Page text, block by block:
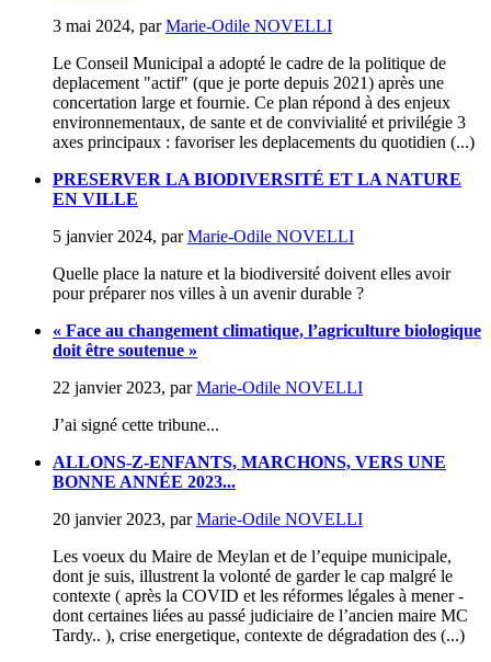
3 mai 2024, parMarie-Odile NOVELLI
Le Conseil Municipal a adopté le cadre de la politique de
deplacement "actif" (que je porte depuis 2021) après une
concertation large et fournie. Ce plan répond à des enjeux
environnementaux, de sante et de convivialité et privilégie 3
axes principaux : favoriser les deplacements du quotidien (...)
PRESERVER LA BIODIVERSITÉ ET LA NATURE
EN VILLE
5 janvier 2024, parMarie-Odile NOVELLI
Quelle place la nature et la biodiversité doivent elles avoir
pour préparer nos villes à un avenir durable ?
« Face au changement climatique, l’agriculture biologique
doit être soutenue »
22 janvier 2023, parMarie-Odile NOVELLI
J’ai signé cette tribune...
ALLONS-Z-ENFANTS, MARCHONS, VERS UNE
BONNE ANNÉE 2023...
20 janvier 2023, parMarie-Odile NOVELLI
Les voeux du Maire de Meylan et de l’equipe municipale,
dont je suis, illustrent la volonté de garder le cap malgré le
contexte ( après la COVID et les réformes légales à mener -
dont certaines liées au passé judiciaire de l’ancien maire MC
Tardy.. ), crise energetique, contexte de dégradation des (...)